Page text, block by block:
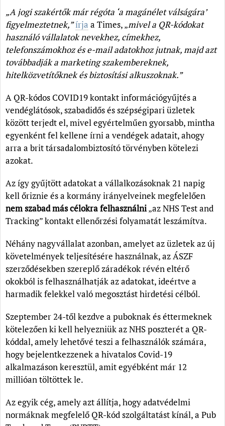
„A jogi szakértők már régóta ‘a magánélet válságára’
figyelmeztetnek,” írja a Times, „mivel a QR-kódokat
használó vállalatok nevekhez, címekhez,
telefonszámokhoz és e-mail adatokhoz jutnak, majd azt
továbbadják a marketing szakembereknek,
hitelközvetítőknek és biztosítási alkuszoknak.”
A QR-kódos COVID19 kontakt információgyűjtés a
vendéglátósok, szabadidős és szépségipari üzletek
között terjedt el, mivel egyértelműen gyorsabb, mintha
egyenként fel kellene írni a vendégek adatait, ahogy
arra a brit társadalombiztosító törvényben kötelezi
azokat.
Az így gyűjtött adatokat a vállalkozásoknak 21 napig
kell őriznie és a kormány irányelveinek megfelelően
nem szabad más célokra felhasználni„az NHS Test and
Tracking” kontakt ellenőrzési folyamatát leszámítva.
Néhány nagyvállalat azonban, amelyet az üzletek az új
követelmények teljesítésére használnak, az ÁSZF
szerződésekben szereplő záradékok révén eltérő
okokból is felhasználhatják az adatokat, ideértve a
harmadik felekkel való megosztást hirdetési célból.
Szeptember 24-től kezdve a puboknak és éttermeknek
kötelezően ki kell helyezniük az NHS poszterét a QR-
kóddal, amely lehetővé teszi a felhasználók számára,
hogy bejelentkezzenek a hivatalos Covid-19
alkalmazáson keresztül, amit egyébként már 12
millióan töltöttek le.
Az egyik cég, amely azt állítja, hogy adatvédelmi
normáknak megfelelő QR-kód szolgáltatást kínál, a Pub